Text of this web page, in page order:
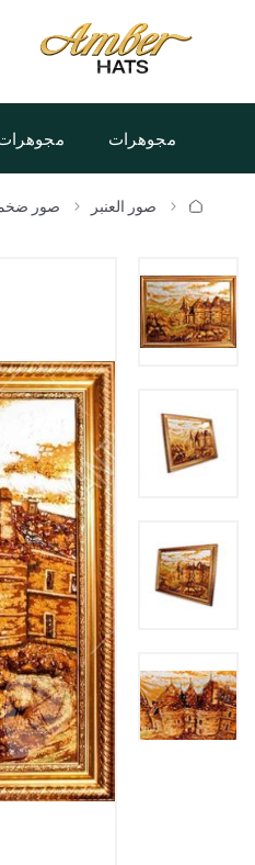
مجوهرات مجوهرات
صور العنبر صور